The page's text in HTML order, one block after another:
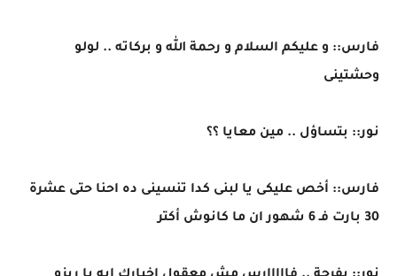
فارس:: و عليكم السلام و رحمة الله و بركاته .. لولو
وحشتينى
نور:: بتساؤل .. مين معايا ؟؟
فارس:: أخص عليكى يا لبنى كدا تنسينى ده احنا حتى عشرة
30 بارت فـ 6 شهور ان ما كانوش أكتر